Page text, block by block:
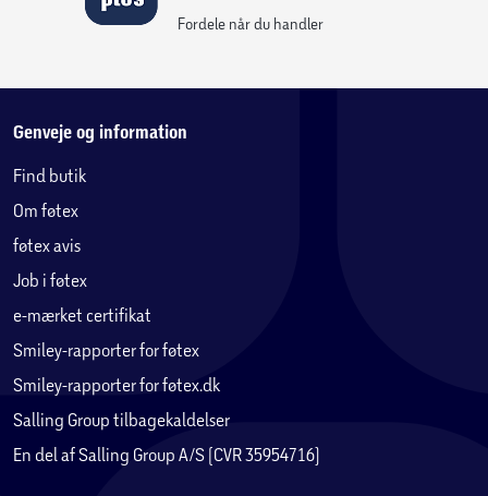
Fordele når du handler
Genveje og information
Find butik
Om føtex
føtex avis
Job i føtex
e-mærket certifikat
Smiley-rapporter for føtex
Smiley-rapporter for føtex.dk
Salling Group tilbagekaldelser
En del af Salling Group A/S (CVR 35954716)